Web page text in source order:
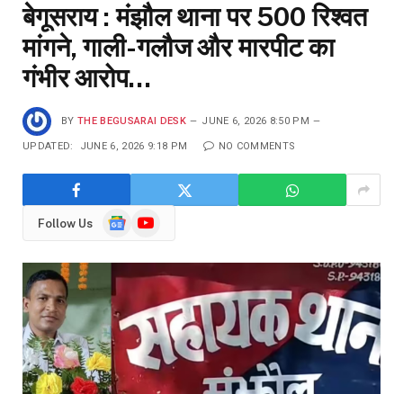
बेगूसराय : मंझौल थाना पर ₹500 रिश्वत
मांगने, गाली-गलौज और मारपीट का
गंभीर आरोप…
BY THE BEGUSARAI DESK JUNE 6, 2026 8:50 PM
UPDATED: JUNE 6, 2026 9:18 PM NO COMMENTS
Follow Us
GoogleYouTube